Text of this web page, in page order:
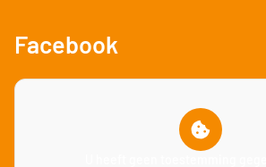
Facebook